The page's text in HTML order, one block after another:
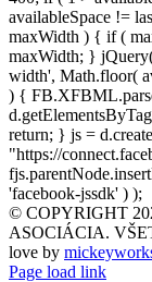
availableSpace !=
maxWidth ) { if (
maxWidth; }
width', Math.floor(
) {
return; } js =
"https://
'facebook-jssdk' ) );
© COPYRIGHT
ASOCIÁCIA.
love by
Page load link